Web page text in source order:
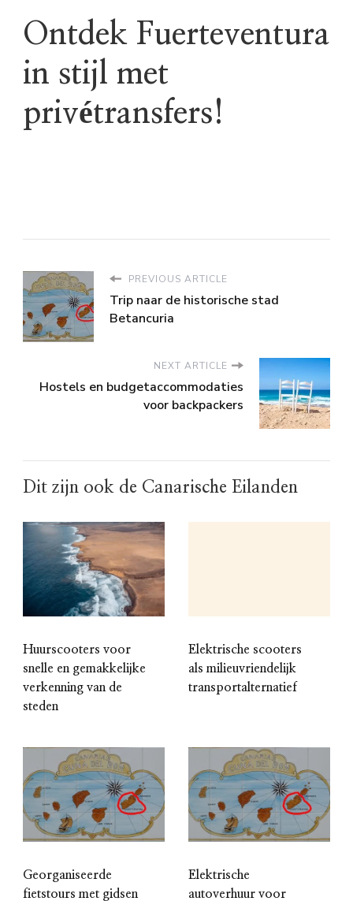
Ontdek Fuerteventura
in stijl met
privétransfers!
PREVIOUS ARTICLE
Trip naar de historische stad
Betancuria
NEXT ARTICLE
Hostels en budgetaccommodaties
voor backpackers
Dit zijn ook de Canarische Eilanden
Huurscooters voor
snelle en gemakkelijke
verkenning van de
steden
Elektrische scooters
als milieuvriendelijk
transportalternatief
Georganiseerde
fietstours met gidsen
Elektrische
autoverhuur voor